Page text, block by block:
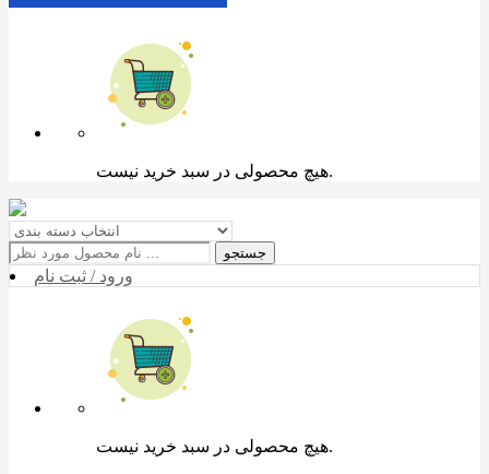
هیچ محصولی در سبد خرید نیست.
جستجو
ورود / ثبت نام
هیچ محصولی در سبد خرید نیست.